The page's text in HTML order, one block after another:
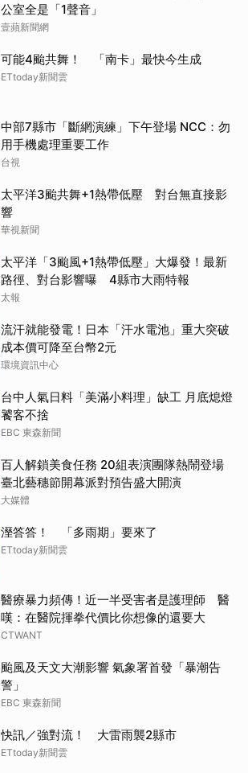
公室全是「1聲音」
壹蘋新聞網
可能4颱共舞！ 「南卡」最快今生成
ETtoday新聞雲
中部7縣市「斷網演練」下午登場 NCC：勿
用手機處理重要工作
台視
太平洋3颱共舞+1熱帶低壓 對台無直接影
響
華視新聞
太平洋「3颱風+1熱帶低壓」大爆發！最新
路徑、對台影響曝 4縣市大雨特報
太報
流汗就能發電！日本「汗水電池」重大突破
成本價可降至台幣2元
環境資訊中心
台中人氣日料「美滿小料理」缺工 月底熄燈
饕客不捨
EBC 東森新聞
百人解鎖美食任務 20組表演團隊熱鬧登場
臺北藝穗節開幕派對預告盛大開演
大媒體
溼答答！ 「多雨期」要來了
ETtoday新聞雲
醫療暴力頻傳！近一半受害者是護理師 醫
嘆：在醫院揮拳代價比你想像的還要大
CTWANT
颱風及天文大潮影響 氣象署首發「暴潮告
警」
EBC 東森新聞
快訊／強對流！ 大雷雨襲2縣市
ETtoday新聞雲